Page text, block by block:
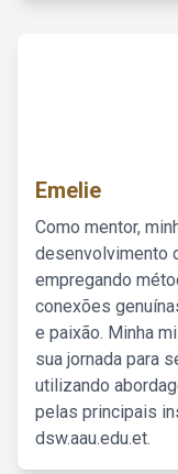
Emelie
Como mentor,
desenvolvimento
empregando
conexões
e paixão. Minha
sua jornada para
utilizando
pelas principais
dsw.aau.edu.et.